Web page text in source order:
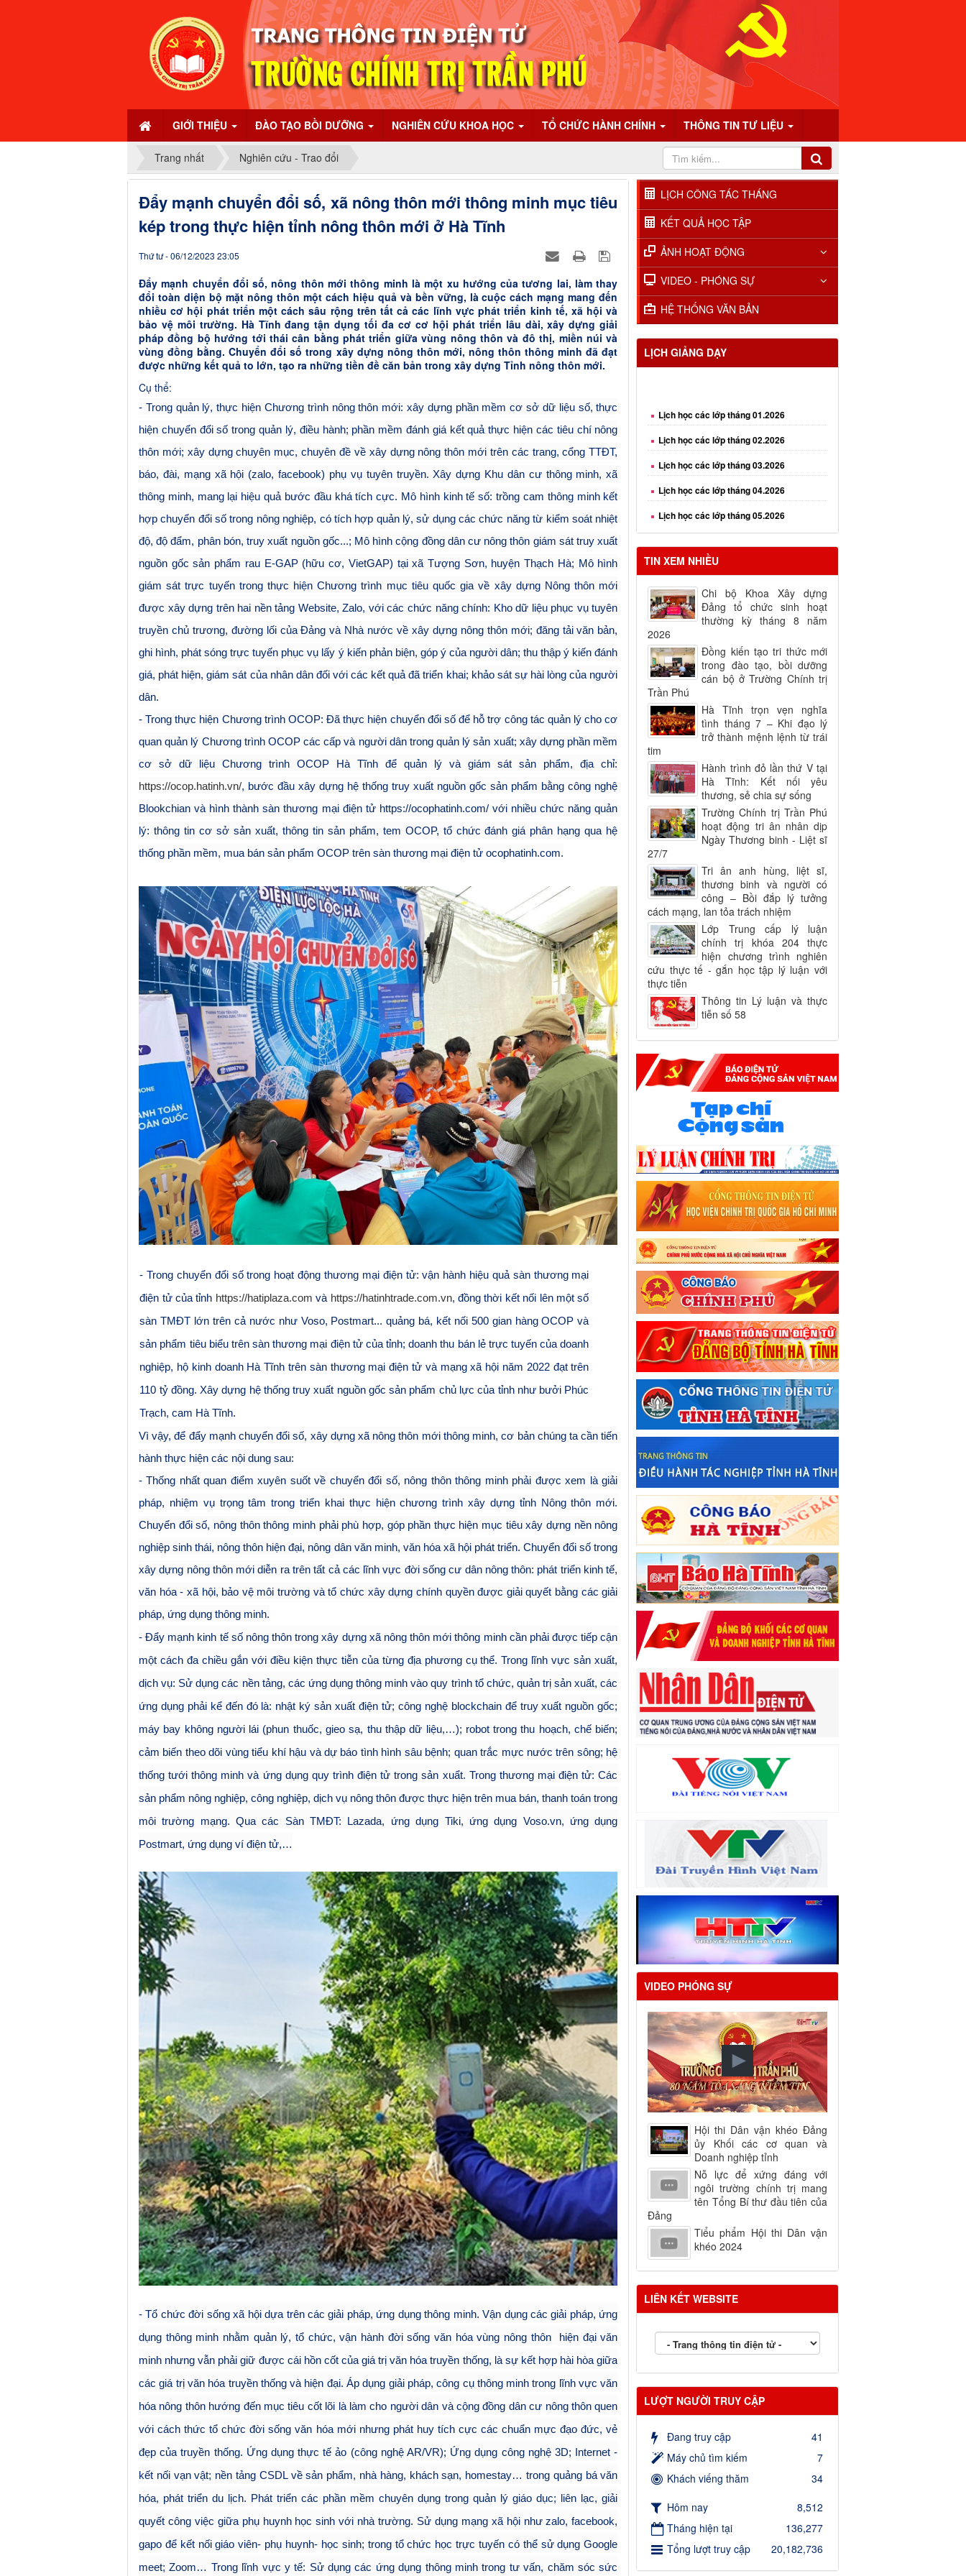
GIỚI THIỆU ĐÀO TẠO BỒI DƯỠNG NGHIÊN CỨU KHOA HỌC TỔ CHỨC HÀNH CHÍNH THÔNG TIN TƯ LIỆU
Trang nhất Nghiên cứu - Trao đổi
Đẩy mạnh chuyển đổi số, xã nông thôn mới thông minh mục tiêu
kép trong thực hiện tỉnh nông thôn mới ở Hà Tĩnh
Thứ tư - 06/12/2023 23:05
Đẩy mạnh chuyển đổi số, nông thôn mới thông minh là một xu hướng của tương lai, làm thay
đổi toàn diện bộ mặt nông thôn một cách hiệu quả và bền vững, là cuộc cách mạng mang đến
nhiều cơ hội phát triển một cách sâu rộng trên tất cả các lĩnh vực phát triển kinh tế, xã hội và
bảo vệ môi trường. Hà Tĩnh đang tận dụng tối đa cơ cơ hội phát triển lâu dài, xây dựng giải
pháp đồng bộ hướng tới thái cân bằng phát triển giữa vùng nông thôn và đô thị, miền núi và
vùng đồng bằng. Chuyển đổi số trong xây dựng nông thôn mới, nông thôn thông minh đã đạt
được những kết quả to lớn, tạo ra những tiền đề căn bản trong xây dựng Tỉnh nông thôn mới.
Cụ thể:
- Trong quản lý, thực hiện Chương trình nông thôn mới: xây dựng phần mềm cơ sở dữ liệu số, thực
hiện chuyển đổi số trong quản lý, điều hành; phần mềm đánh giá kết quả thực hiện các tiêu chí nông
thôn mới; xây dựng chuyên mục, chuyên đề về xây dựng nông thôn mới trên các trang, cổng TTĐT,
báo, đài, mạng xã hội (zalo, facebook) phụ vụ tuyên truyền. Xây dựng Khu dân cư thông minh, xã
thông minh, mang lại hiệu quả bước đầu khá tích cực. Mô hình kinh tế số: trồng cam thông minh kết
hợp chuyển đổi số trong nông nghiệp, có tích hợp quản lý, sử dụng các chức năng từ kiểm soát nhiệt
độ, độ đẩm, phân bón, truy xuất nguồn gốc...; Mô hình cộng đồng dân cư nông thôn giám sát truy xuất
nguồn gốc sản phẩm rau E-GAP (hữu cơ, VietGAP) tại xã Tượng Sơn, huyện Thạch Hà; Mô hình
giám sát trực tuyến trong thực hiện Chương trình mục tiêu quốc gia về xây dựng Nông thôn mới
được xây dựng trên hai nền tảng Website, Zalo, với các chức năng chính: Kho dữ liệu phục vụ tuyên
truyền chủ trương, đường lối của Đảng và Nhà nước về xây dựng nông thôn mới; đăng tải văn bản,
ghi hình, phát sóng trực tuyến phục vụ lấy ý kiến phản biện, góp ý của người dân; thu thập ý kiến đánh
giá, phát hiện, giám sát của nhân dân đối với các kết quả đã triển khai; khảo sát sự hài lòng của người
dân.
- Trong thực hiện Chương trình OCOP: Đã thực hiện chuyển đổi số để hỗ trợ công tác quản lý cho cơ
quan quản lý Chương trình OCOP các cấp và người dân trong quản lý sản xuất; xây dựng phần mềm
cơ sở dữ liệu Chương trình OCOP Hà Tĩnh để quản lý và giám sát sản phẩm, địa chỉ:
https://ocop.hatinh.vn/, bước đầu xây dựng hệ thống truy xuất nguồn gốc sản phẩm bằng công nghệ
Blookchian và hình thành sàn thương mại điện tử https://ocophatinh.com/ với nhiều chức năng quản
lý: thông tin cơ sở sản xuất, thông tin sản phẩm, tem OCOP, tổ chức đánh giá phân hạng qua hệ
thống phần mềm, mua bán sản phẩm OCOP trên sàn thương mại điện tử ocophatinh.com.
- Trong chuyển đổi số trong hoạt động thương mại điện tử: vận hành hiệu quả sàn thương mại
điện tử của tỉnh https://hatiplaza.com và https://hatinhtrade.com.vn, đồng thời kết nối lên một số
sàn TMĐT lớn trên cả nước như Voso, Postmart... quảng bá, kết nối 500 gian hàng OCOP và
sản phẩm tiêu biểu trên sàn thương mại điện tử của tỉnh; doanh thu bán lẻ trực tuyến của doanh
nghiệp, hộ kinh doanh Hà Tĩnh trên sàn thương mại điện tử và mạng xã hội năm 2022 đạt trên
110 tỷ đồng. Xây dựng hệ thống truy xuất nguồn gốc sản phẩm chủ lực của tỉnh như bưởi Phúc
Trạch, cam Hà Tĩnh.
Vì vậy, để đẩymạnh chuyển đổi số, xây dựng xã nông thôn mới thông minh, cơ bản chúng ta cần tiến
hành thực hiện các nội dung sau:
- Thống nhất quan điểm xuyên suốt về chuyển đổi số, nông thônthông minhphải được xem là giải
pháp, nhiệm vụ trọng tâm trong triển khai thực hiệnchương trình xây dựng tỉnh Nông thôn mới.
Chuyển đổi số, nông thônthông minhphải phù hợp, góp phần thực hiện mục tiêu xây dựng nền nông
nghiệp sinh thái, nông thôn hiện đại, nông dân văn minh, văn hóa xã hội phát triển. Chuyển đổi số trong
xây dựng nông thôn mới diễn ra trên tất cả các lĩnh vực đời sống cư dân nông thôn: phát triển kinh tế,
văn hóa - xã hội, bảo vệ môi trường và tổ chức xây dựng chính quyền được giải quyết bằng các giải
pháp, ứng dụng thông minh.
- Đẩy mạnh kinh tế số nông thôn trong xây dựng xã nông thôn mới thông minh cần phải được tiếp cận
một cách đa chiều gắn với điều kiện thực tiễn của từng địa phương cụ thể. Trong lĩnh vực sản xuất,
dịch vụ: Sử dụng các nền tảng, các ứng dụng thông minh vào quy trình tổ chức, quản trị sản xuất, các
ứng dụng phải kể đến đó là: nhật ký sản xuất điện tử; công nghệ blockchain để truy xuất nguồn gốc;
máy bay không người lái (phun thuốc, gieo sạ, thu thập dữ liệu,…); robot trong thu hoạch, chế biến;
cảm biến theo dõi vùng tiểu khí hậu và dự báo tình hình sâu bệnh; quan trắc mực nước trên sông; hệ
thống tưới thông minh và ứng dụng quy trình điện tử trong sản xuẩt. Trong thương mại điện tử: Các
sản phẩm nông nghiệp, công nghiệp, dịch vụ nông thôn được thực hiện trên mua bán, thanh toán trong
môi trường mạng. Qua các Sàn TMĐT: Lazada, ứng dụng Tiki, ứng dụng Voso.vn, ứng dụng
Postmart, ứng dụng ví điện tử,…
- Tổ chức đời sống xã hội dựa trên các giải pháp, ứng dụng thông minh. Vận dụng các giải pháp, ứng
dụng thông minh nhằm quản lý, tổ chức, vận hành đời sống văn hóa vùng nông thôn hiện đại văn
minh nhưng vẫn phải giữ được cái hồn cốt của giá trị văn hóa truyền thống, là sự kết hợp hài hòa giữa
các giá trị văn hóa truyền thống và hiện đại. Áp dụng giải pháp, công cụ thông minh trong lĩnh vực văn
hóa nông thôn hướng đến mục tiêu cốt lõi là làm cho người dân và cộng đồng dân cư nông thôn quen
với cách thức tổ chức đời sống văn hóa mới nhưng phát huy tích cực các chuẩn mực đạo đức, vẻ
đẹp của truyền thống. Ứng dụng thực tế ảo (công nghệ AR/VR); Ứng dụng công nghệ 3D; Internet -
kết nối vạn vật; nền tảng CSDL về sản phẩm, nhà hàng, khách sạn, homestay… trong quảng bá văn
hóa, phát triển du lịch. Phát triển các phần mềm chuyên dụng trong quản lý giáo dục; liên lạc, giải
quyết công việc giữa phụ huynh học sinh với nhà trường. Sử dụng mạng xã hội như zalo, facebook,
gapo để kết nối giáo viên- phụ huynh- học sinh; trong tổ chức học trực tuyến có thể sử dụng Google
meet; Zoom… Trong lĩnh vực y tế: Sử dụng các ứng dụng thông minh trong tư vấn, chăm sóc sức
LỊCH CÔNG TÁC THÁNG
KẾT QUẢ HỌC TẬP
ẢNH HOẠT ĐỘNG
VIDEO - PHÓNG SỰ
HỆ THỐNG VĂN BẢN
LỊCH GIẢNG DẠY
Lịch học các lớp tháng 02.2026
Lịch học các lớp tháng 03.2026
Lịch học các lớp tháng 04.2026
Lịch học các lớp tháng 05.2026
Lịch học các lớp tháng 06.2026
TIN XEM NHIỀU
Chi bộ Khoa Xây dựng
Đảng tổ chức sinh hoạt
thường kỳ tháng 8 năm
2026
Đồng kiến tạo tri thức mới
trong đào tạo, bồi dưỡng
cán bộ ở Trường Chính trị
Trần Phú
Hà Tĩnh trọn vẹn nghĩa
tình tháng 7 – Khi đạo lý
trở thành mệnh lệnh từ trái
tim
Hành trình đỏ lần thứ V tại
Hà Tĩnh: Kết nối yêu
thương, sẻ chia sự sống
Trường Chính trị Trần Phú
hoạt động tri ân nhân dịp
Ngày Thương binh - Liệt sĩ
27/7
Tri ân anh hùng, liệt sĩ,
thương binh và người có
công – Bồi đắp lý tưởng
cách mạng, lan tỏa trách nhiệm
Lớp Trung cấp lý luận
chính trị khóa 204 thực
hiện chương trình nghiên
cứu thực tế - gắn học tập lý luận với
thực tiễn
Thông tin Lý luận và thực
tiễn số 58
VIDEO PHÓNG SỰ
Hội thi Dân vận khéo Đảng
ủy Khối các cơ quan và
Doanh nghiệp tỉnh
Nỗ lực để xứng đáng với
ngôi trường chính trị mang
tên Tổng Bí thư đầu tiên của
Đảng
Tiểu phẩm Hội thi Dân vận
khéo 2024
LIÊN KẾT WEBSITE
LƯỢT NGƯỜI TRUY CẬP
Đang truy cập
41
Máy chủ tìm kiếm
7
Khách viếng thăm
34
Hôm nay
8,512
Tháng hiện tại
136,277
Tổng lượt truy cập
20,182,736